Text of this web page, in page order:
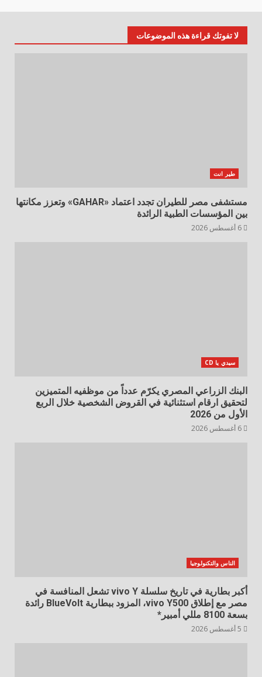
لا تفوتك قراءة هذه الموضوعات
طير انت
مستشفى مصر للطيران تجدد اعتماد «GAHAR» وتعزز مكانتها
بين المؤسسات الطبية الرائدة
سيدي يا CD
البنك الزراعي المصري يكرّم عدداً من موظفيه المتميزين
لتحقيق ارقام استثنائية في القروض الشخصية خلال الربع
الأول من 2026
الناس والتكنولوجيا
أكبر بطارية في تاريخ سلسلة vivo Y تشعل المنافسة في
مصر مع إطلاق vivo Y500، المزود ببطارية BlueVolt رائدة
بسعة 8100 مللي أمبير*